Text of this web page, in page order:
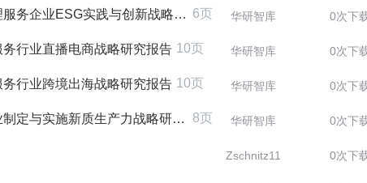
业ESG实践与创新战略研究报告 6页 华研智库 0次下
行业直播电商战略研究报告 10页 华研智库 0次下
行业跨境出海战略研究报告 10页 华研智库 0次下
实施新质生产力战略研究报告 8页 华研智库 0次下
Zschnitz11 0次下